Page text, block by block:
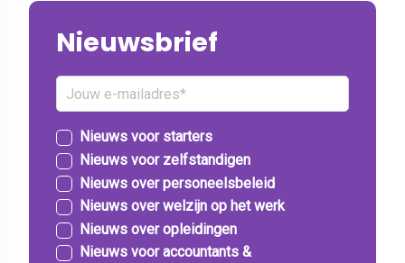
Nieuwsbrief
Nieuws voor starters
Nieuws voor zelfstandigen
Nieuws over personeelsbeleid
Nieuws over welzijn op het werk
Nieuws over opleidingen
Nieuws voor accountants &